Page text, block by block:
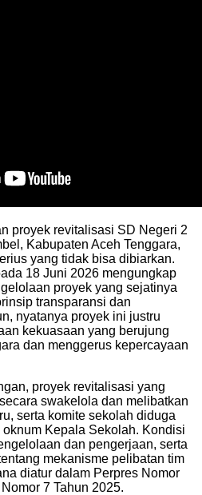
proyek revitalisasi SD Negeri 2
Kabupaten Aceh Tenggara,
yang tidak bisa dibiarkan.
18 Juni 2026 mengungkap
proyek yang sejatinya
transparansi dan
nyatanya proyek ini justru
kekuasaan yang berujung
dan menggerus kepercayaan
proyek revitalisasi yang
swakelola dan melibatkan
serta komite sekolah diduga
Kepala Sekolah. Kondisi
dan pengerjaan, serta
mekanisme pelibatan tim
diatur dalam Perpres Nomor
7 Tahun 2025.